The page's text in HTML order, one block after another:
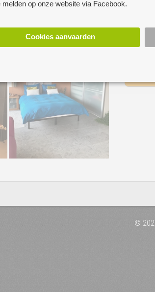
melden op onze website via Facebook.
Cookies aanvaarden
Te
©